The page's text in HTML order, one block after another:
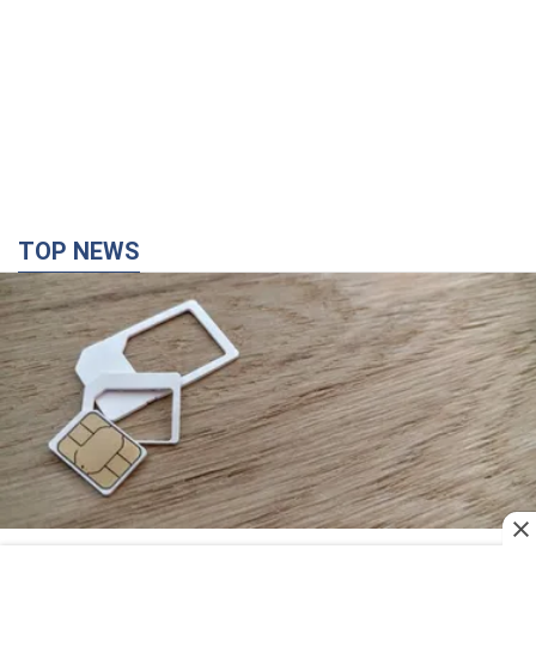
межі", але якість зв'язку деградувала: чи варто
скаржитись на ціни
Чому ціни на мобільний зв'язок зросли у кілька разів і як
поліпшити якість інтернету на телефоні
3 часа назад 25,0 т.
"Працюємо, щоб отримати пакети з ракетами
для ППО": Зеленський заслухав доповідь
Драпатого і анонсував нові кроки